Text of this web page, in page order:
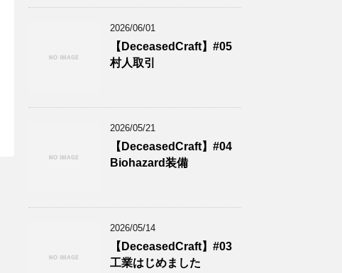
2026/06/01
【DeceasedCraft】#05
村人取引
2026/05/21
【DeceasedCraft】#04
Biohazard装備
2026/05/14
【DeceasedCraft】#03
工業はじめました